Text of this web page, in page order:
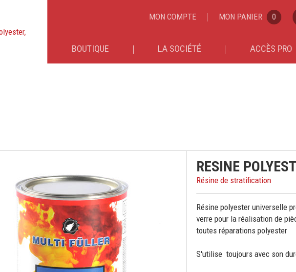
MON COMPTE MON PANIER 0
BOUTIQUE LA SOCIÉTÉ ACCÈS PRO
RESINE
Résine de stratification
Résine polyester universelle
verre pour la réalisation de
toutes réparations polyester
S'utilise toujours avec son